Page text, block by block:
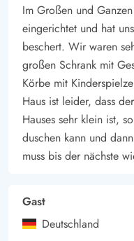
Im Großen und
eingerichtet und hat
beschert. Wir waren
großen Schrank mit
Körbe mit
Haus ist leider, dass
Hauses sehr klein ist,
duschen kann und
muss bis der nächste
Gast
Deutschland